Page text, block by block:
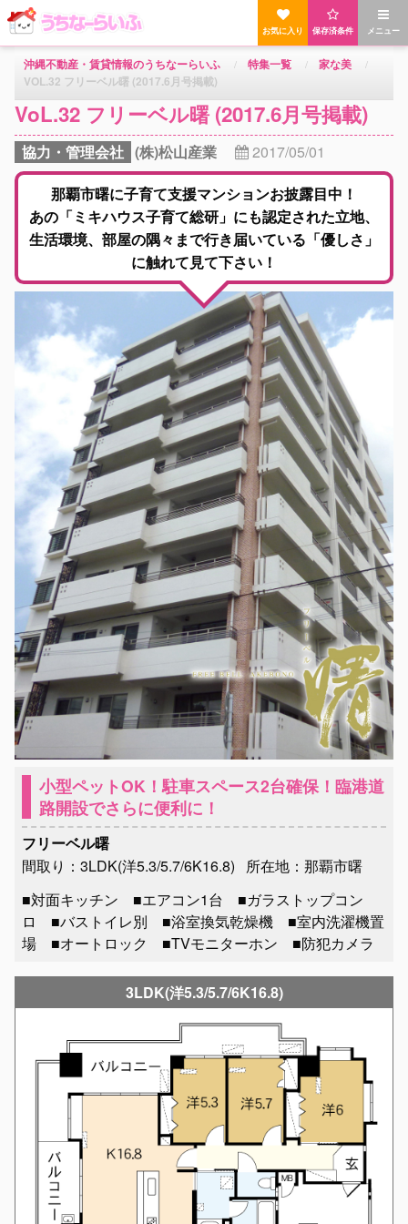
メニュー
保存済条件
お気に入り
沖縄不動産・賃貸情報のうちなーらいふ 特集一覧
家な美
VOL.32 フリーベル曙 (2017.6月号掲載)
VoL.32 フリーベル曙 (2017.6月号掲載)
協力・管理会社 (株)松山産業
2017/05/01
那覇市曙に子育て支援マンションお披露目中！
あの「ミキハウス子育て総研」にも認定された立地、
生活環境、部屋の隅々まで行き届いている「優しさ」
に触れて見て下さい！
小型ペットOK！駐車スペース2台確保！臨港道
路開設でさらに便利に！
フリーベル曙
間取り：3LDK(洋5.3/5.7/6K16.8)
所在地：那覇市曙
■対面キッチン ■エアコン1台 ■ガラストップコン
ロ ■バストイレ別 ■浴室換気乾燥機 ■室内洗濯機置
場 ■オートロック ■TVモニターホン ■防犯カメラ
3LDK(洋5.3/5.7/6K16.8)